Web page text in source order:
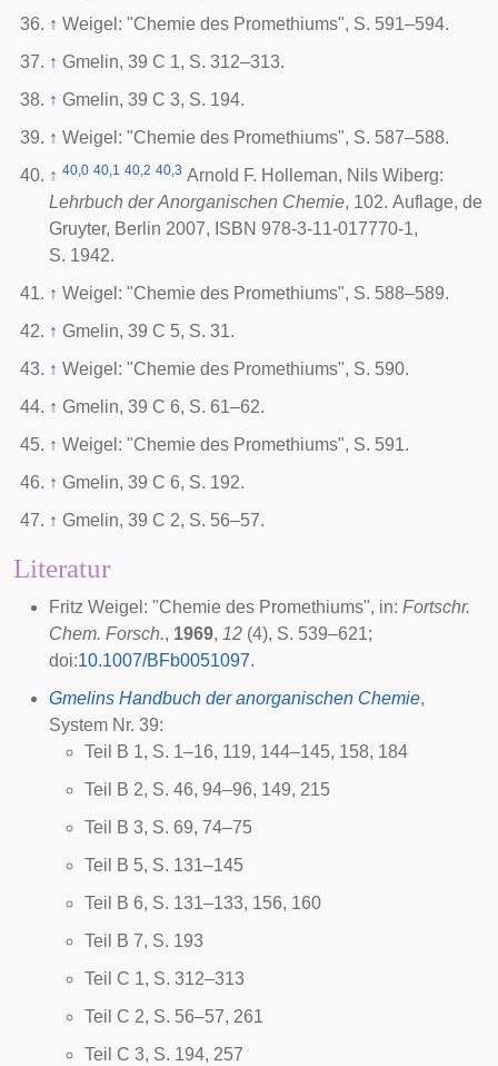
↑ Weigel: "Chemie des Promethiums", S. 591–594.
↑ Gmelin, 39 C 1, S. 312–313.
↑ Gmelin, 39 C 3, S. 194.
↑ Weigel: "Chemie des Promethiums", S. 587–588.
↑ 40,0 40,1 40,2 40,3 Arnold F. Holleman, Nils Wiberg:
Lehrbuch der Anorganischen Chemie, 102. Auflage, de
Gruyter, Berlin 2007, ISBN 978-3-11-017770-1,
S. 1942.
↑ Weigel: "Chemie des Promethiums", S. 588–589.
↑ Gmelin, 39 C 5, S. 31.
↑ Weigel: "Chemie des Promethiums", S. 590.
↑ Gmelin, 39 C 6, S. 61–62.
↑ Weigel: "Chemie des Promethiums", S. 591.
↑ Gmelin, 39 C 6, S. 192.
↑ Gmelin, 39 C 2, S. 56–57.
Literatur
Fritz Weigel: "Chemie des Promethiums", in: Fortschr.
Chem. Forsch., 1969, 12 (4), S. 539–621;
doi:10.1007/BFb0051097.
Gmelins Handbuch der anorganischen Chemie,
System Nr. 39:
Teil B 1, S. 1–16, 119, 144–145, 158, 184
Teil B 2, S. 46, 94–96, 149, 215
Teil B 3, S. 69, 74–75
Teil B 5, S. 131–145
Teil B 6, S. 131–133, 156, 160
Teil B 7, S. 193
Teil C 1, S. 312–313
Teil C 2, S. 56–57, 261
Teil C 3, S. 194, 257